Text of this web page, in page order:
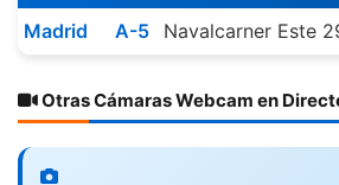
Madrid A-5 Navalcarner Este
Otras Cámaras Webcam en